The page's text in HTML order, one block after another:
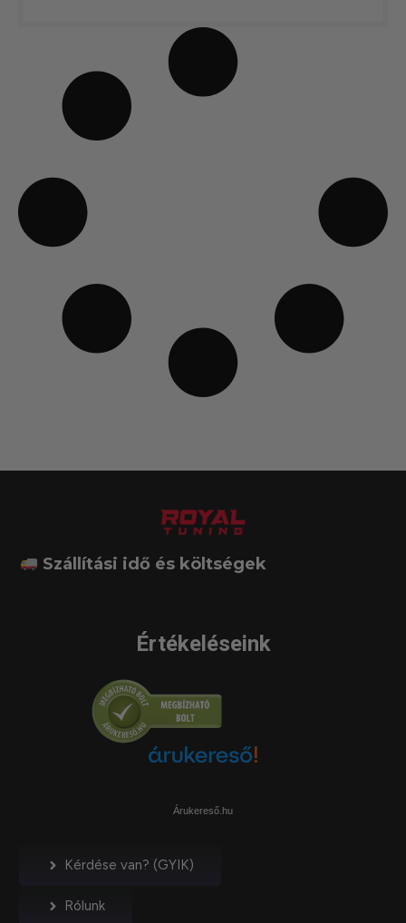
Szállítási idő és költségek
Értékeléseink
Árukereső.hu
Kérdése van? (GYIK)
Rólunk